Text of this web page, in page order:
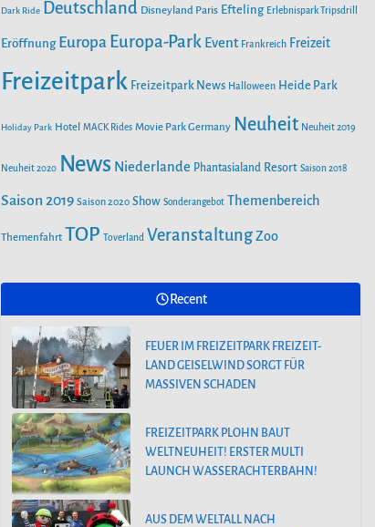
n
o
r
e
Dark Ride Deutschland Disneyland Paris Efteling Erlebnispark Tripsdrill
Eröffnung Europa Europa-Park Event Frankreich Freizeit
Freizeitpark Freizeitpark News Halloween Heide Park
Holiday Park Hotel MACK Rides Movie Park Germany Neuheit Neuheit 2019
Neuheit 2020 News Niederlande Phantasialand Resort Saison 2018
Saison 2019 Saison 2020 Show Sonderangebot Themenbereich
Themenfahrt TOP Toverland Veranstaltung Zoo
Recent
FEUER IM FREIZEITPARK FREIZEIT-
LAND GEISELWIND SORGT FÜR
MASSIVEN SCHADEN
FREIZEITPARK PLOHN BAUT
WELTNEUHEIT! ERSTER MULTI
LAUNCH WASSERACHTERBAHN!
AUS DEM WELTALL NACH